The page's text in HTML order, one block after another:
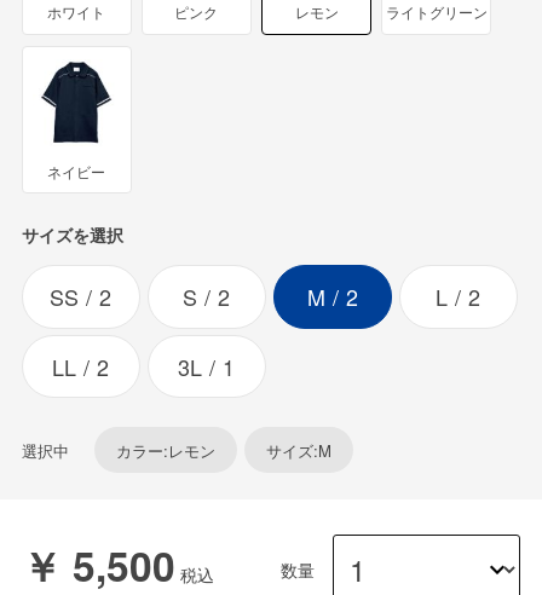
ホワイト ピンク レモン ライトグリーン
ネイビー
サイズを選択
SS 2 S 2 M 2 L 2
LL 2 3L 1
選択中 カラー:レモン サイズ:M
￥ 5,500 数量